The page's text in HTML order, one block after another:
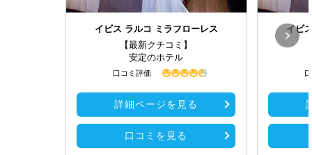
イビス ラルコ ミラフローレス
【最新クチコミ】
安定のホテル
口コミ評価
詳細ページを見る
口コミを見る
イビ